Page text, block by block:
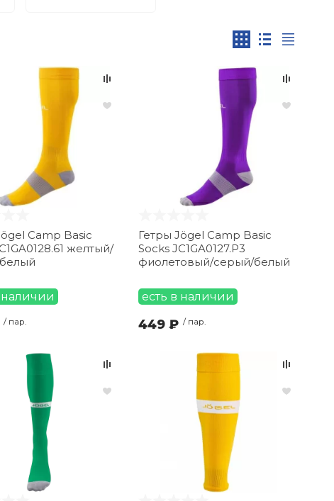
Camp Basic
желтый/
наличии
/ пар.
Гетры Jögel Camp Basic
Socks JC1GA0127.P3
фиолетовый/серый/белый
есть в наличии
449 ₽ / пар.